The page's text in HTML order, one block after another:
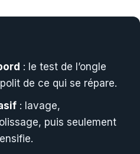
: le test de l’ongle
de ce qui se répare.
: lavage,
puis seulement